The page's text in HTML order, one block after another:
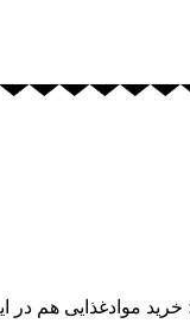
موادغذایی هم در